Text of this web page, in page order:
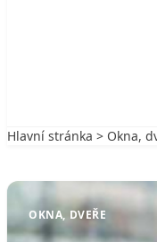
Hlavní stránka > Okna,
OKNA, DVEŘE